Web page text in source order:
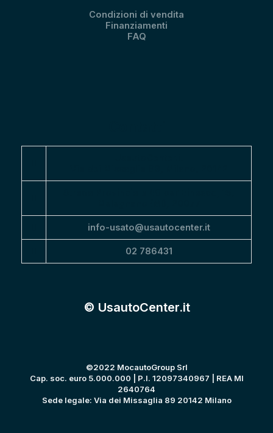
Condizioni di vendita
Finanziamenti
FAQ
info-usato@usautocenter.it
02 786431
© UsautoCenter.it
©2022 MocautoGroup Srl
Cap. soc. euro 5.000.000 | P.I. 12097340967 | REA MI
2640764
Sede legale: Via dei Missaglia 89 20142 Milano